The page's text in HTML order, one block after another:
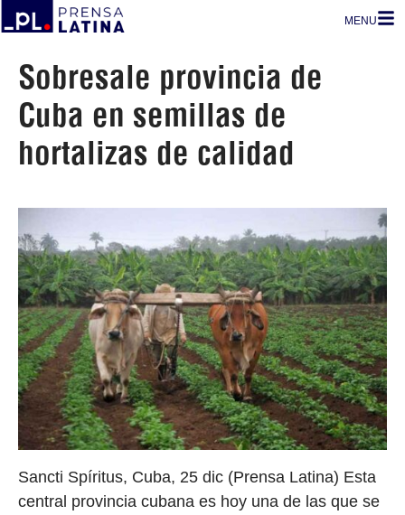
MENU
Sobresale provincia de
Cuba en semillas de
hortalizas de calidad
Sancti Spíritus, Cuba, 25 dic (Prensa Latina) Esta
central provincia cubana es hoy una de las que se